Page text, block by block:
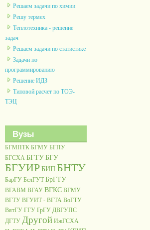
Решаем задачи по химии
Решу термех
Теплотехника - решение
задач
Решаем задачи по статистике
Задачи по
программированию
Решение ИДЗ
Типовой расчет по ТОЭ-
ТЭЦ
Вузы
БГМПТК БГМУ БГПУ
БГСХА БГТУБГУ
БГУИРБИПБНТУ
БарГУ БелГУТ БрГТУ
ВГАВМ ВГАУ ВГКС ВГМУ
ВГТУ ВГУИТ - ВГТА ВоГТУ
ВятГУ ГГУ ГрГУ ДВГУПС
ДГТУ Другой ИжГСХА